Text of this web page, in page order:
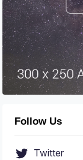
Follow Us
Twitter